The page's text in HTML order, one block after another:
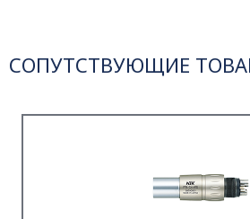
СОПУТСТВУЮЩИЕ